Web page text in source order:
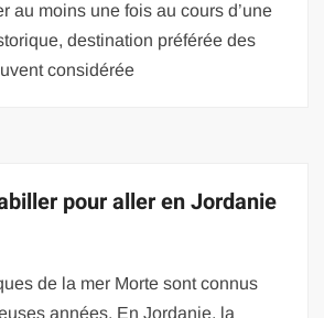
au moins une fois au cours d’une
destination préférée des
considérée
pour aller en Jordanie
de la mer Morte sont connus
années. En Jordanie, la